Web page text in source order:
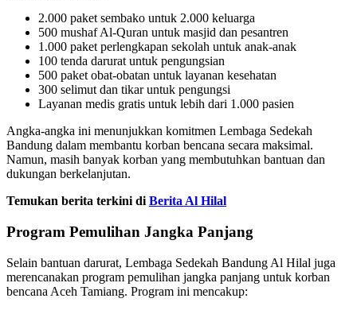
2.000 paket sembako untuk 2.000 keluarga
500 mushaf Al-Quran untuk masjid dan pesantren
1.000 paket perlengkapan sekolah untuk anak-anak
100 tenda darurat untuk pengungsian
500 paket obat-obatan untuk layanan kesehatan
300 selimut dan tikar untuk pengungsi
Layanan medis gratis untuk lebih dari 1.000 pasien
Angka-angka ini menunjukkan komitmen Lembaga Sedekah
Bandung dalam membantu korban bencana secara maksimal.
Namun, masih banyak korban yang membutuhkan bantuan dan
dukungan berkelanjutan.
Temukan berita terkini di Berita Al Hilal
Program Pemulihan Jangka Panjang
Selain bantuan darurat, Lembaga Sedekah Bandung Al Hilal juga
merencanakan program pemulihan jangka panjang untuk korban
bencana Aceh Tamiang. Program ini mencakup: